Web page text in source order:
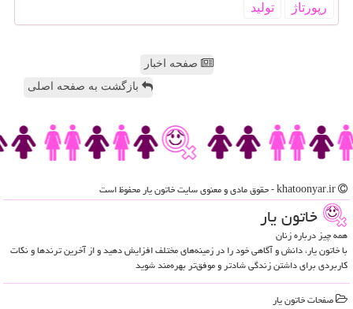
رپورتاژ
تولید
صفحه اخبار
بازگشت به صفحه اصلی
خاتون یار
همه چیز درباره زنان
با خاتون یار، دانش و آگاهی خود را در زمینه‌های مختلف افزایش دهید و از آخرین ترندها و نکات
کاربردی برای داشتن زندگی شادتر و موفق‌تر بهره‌مند شوید
صفحات خاتون یار